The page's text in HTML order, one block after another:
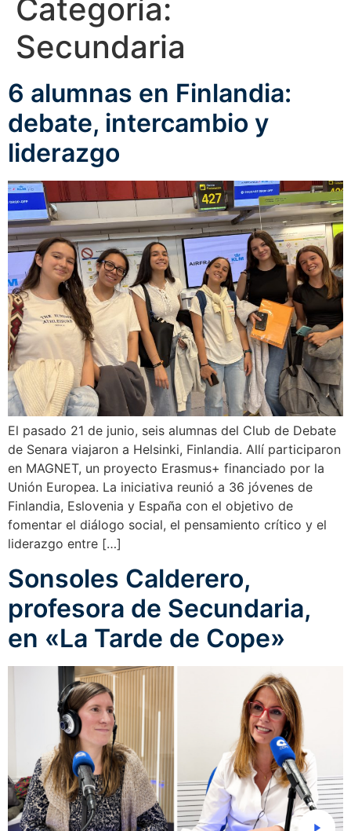
Categoría:
Secundaria
6 alumnas en Finlandia:
debate, intercambio y
liderazgo
El pasado 21 de junio, seis alumnas del Club de Debate
de Senara viajaron a Helsinki, Finlandia. Allí participaron
en MAGNET, un proyecto Erasmus+ financiado por la
Unión Europea. La iniciativa reunió a 36 jóvenes de
Finlandia, Eslovenia y España con el objetivo de
fomentar el diálogo social, el pensamiento crítico y el
liderazgo entre […]
Sonsoles Calderero,
profesora de Secundaria,
en «La Tarde de Cope»